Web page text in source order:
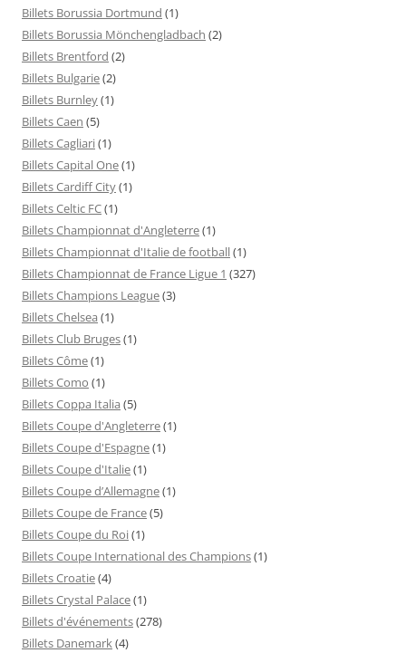
Billets Borussia Dortmund (1)
Billets Borussia Mönchengladbach (2)
Billets Brentford (2)
Billets Bulgarie(2)
Billets Burnley(1)
Billets Caen (5)
Billets Cagliari(1)
Billets Capital One(1)
Billets Cardiff City(1)
Billets Celtic FC(1)
Billets Championnat d'Angleterre(1)
Billets Championnat d'Italie de football(1)
Billets Championnat de France Ligue 1 (327)
Billets Champions League(3)
Billets Chelsea (1)
Billets Club Bruges(1)
Billets Côme(1)
Billets Como (1)
Billets Coppa Italia (5)
Billets Coupe d'Angleterre(1)
Billets Coupe d'Espagne(1)
Billets Coupe d'Italie(1)
Billets Coupe d’Allemagne(1)
Billets Coupe de France(5)
Billets Coupe du Roi(1)
Billets Coupe International des Champions(1)
Billets Croatie(4)
Billets Crystal Palace(1)
Billets d'événements(278)
Billets Danemark(4)